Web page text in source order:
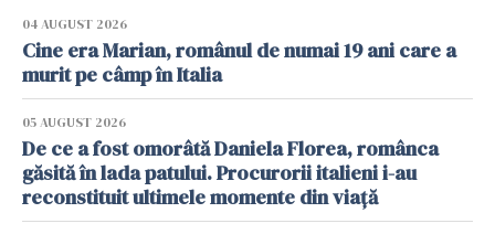
04 AUGUST 2026
Cine era Marian, românul de numai 19 ani care a
murit pe câmp în Italia
05 AUGUST 2026
De ce a fost omorâtă Daniela Florea, românca
găsită în lada patului. Procurorii italieni i-au
reconstituit ultimele momente din viață